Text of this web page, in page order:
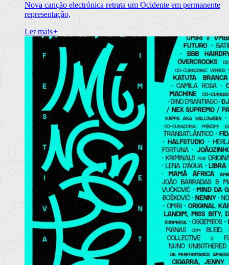
Nova canção electrónica retrata um Ocidente em permanente
representação,
Ler mais+